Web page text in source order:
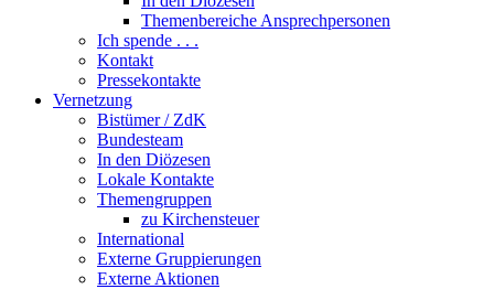
Themenbereiche Ansprechpersonen
Ich spende . . .
Kontakt
Pressekontakte
Vernetzung
Bistümer / ZdK
Bundesteam
In den Diözesen
Lokale Kontakte
Themengruppen
zu Kirchensteuer
International
Externe Gruppierungen
Externe Aktionen